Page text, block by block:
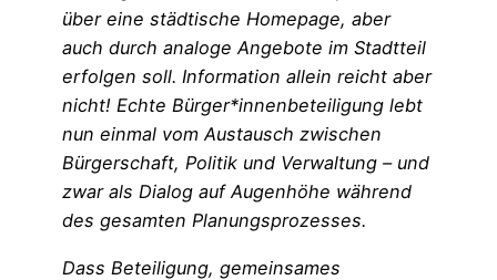
über eine städtische Homepage, aber
auch durch analoge Angebote im Stadtteil
erfolgen soll. Information allein reicht aber
nicht! Echte Bürger*innenbeteiligung lebt
nun einmal vom Austausch zwischen
Bürgerschaft, Politik und Verwaltung – und
zwar als Dialog auf Augenhöhe während
des gesamten Planungsprozesses.
Dass Beteiligung, gemeinsames